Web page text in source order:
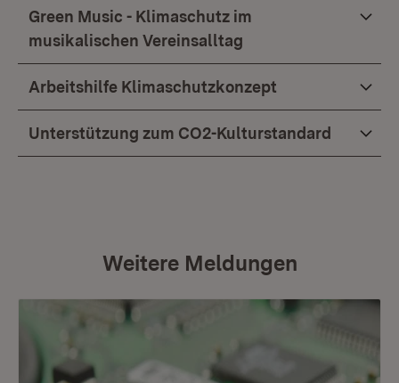
Green Music - Klimaschutz im
musikalischen Vereinsalltag
Arbeitshilfe Klimaschutzkonzept
Unterstützung zum CO2-Kulturstandard
Weitere Meldungen